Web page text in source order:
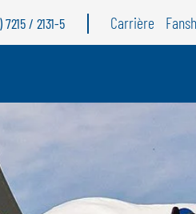
/ 2131-5 Carrière